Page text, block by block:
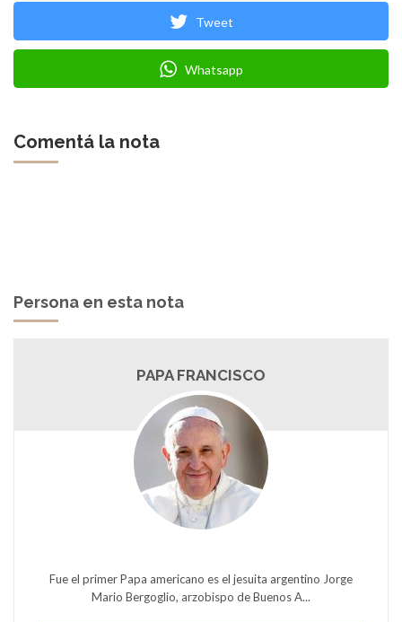
Tweet
Whatsapp
Comentá la nota
Persona en esta nota
PAPA FRANCISCO
Fue el primer Papa americano es el jesuita argentino Jorge
Mario Bergoglio, arzobispo de Buenos A...